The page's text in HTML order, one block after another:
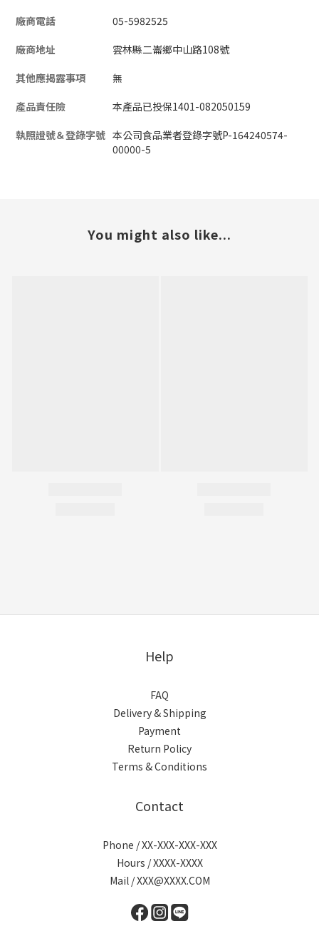
廠商電話
05-5982525
廠商地址
雲林縣二崙鄉中山路108號
其他應揭露事項
無
產品責任險
本產品已投保1401-082050159
執照證號＆登錄字號 本公司食品業者登錄字號P-164240574-
00000-5
You might also like...
Help
FAQ
Delivery & Shipping
Payment
Return Policy
Terms & Conditions
Contact
Phone / XX-XXX-XXX-XXX
Hours / XXXX-XXXX
Mail / XXX@XXXX.COM